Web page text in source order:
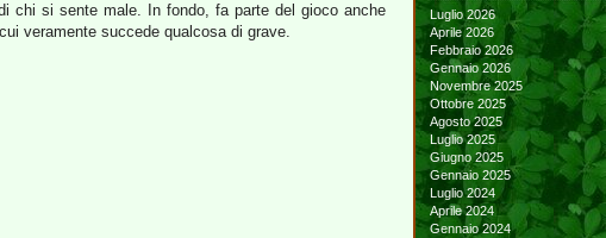
chi si sente male. In fondo, fa parte del gioco anche
veramente succede qualcosa di grave.
Luglio 2026
Aprile 2026
Febbraio 2026
Gennaio 2026
Novembre 2025
Ottobre 2025
Agosto 2025
Luglio 2025
Giugno 2025
Gennaio 2025
Luglio 2024
Aprile 2024
Gennaio 2024